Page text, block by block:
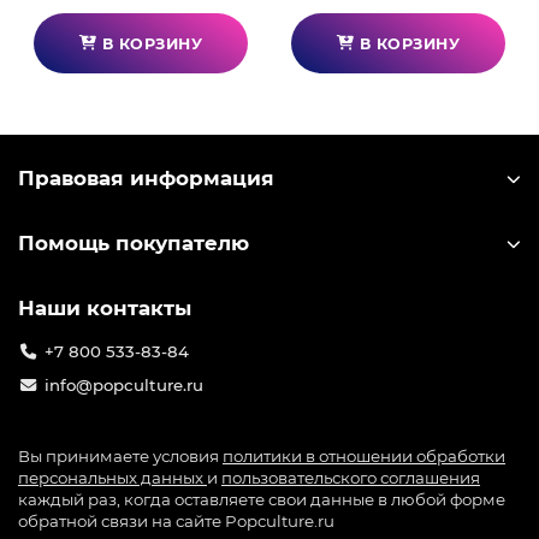
Многофункциональные рычаги MOZA
совместимы со всеми базами MOZA, от R3 до R21.
стандартный, так и перевернутый монтаж.
Рычаги можно напрямую монтировать на базы с
передними монтажными отверстиями и
также подключаются напрямую к ПК и, при
со сторонними колесными базами.
Особенности:
Рычаг стеклоочистителя: да.
Рычаг круиз-контроля: да.
Количество программируемых переключателей:
28.
В КОРЗИНУ В КОРЗИНУ
Правовая информация
Помощь покупателю
Наши контакты
+7 800 533-83-84
info@popculture.ru
Вы принимаете условия политики в отношении обработки
персональных данных и пользовательского соглашения
каждый раз, когда оставляете свои данные в любой форме
обратной связи на сайте Popculture.ru